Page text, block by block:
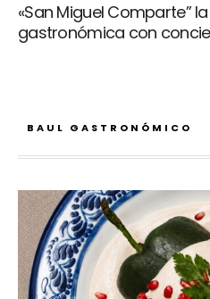
«San Miguel Comparte”
gastronómica con
BAUL GASTRONÓMICO